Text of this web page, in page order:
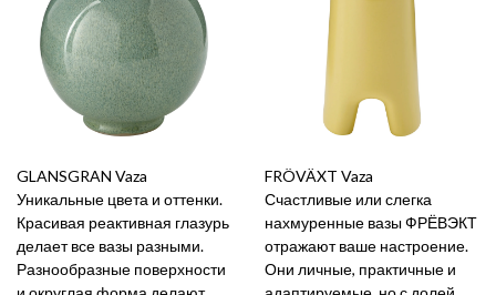
GLANSGRAN Vaza
Уникальные цвета и оттенки.
Красивая реактивная глазурь
делает все вазы разными.
Разнообразные поверхности
FRÖVÄXT Vaza
Счастливые или слегка
нахмуренные вазы ФРЁВЭКТ
отражают ваше настроение.
Они личные, практичные и